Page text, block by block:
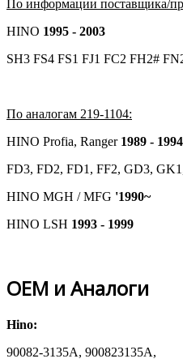
По информации поставщика/
HINO 1995 - 2003
SH3 FS4 FS1 FJ1 FC2 FH2#
По аналогам 219-1104:
HINO Profia, Ranger 1989 - 1994
FD3, FD2, FD1, FF2, GD3,
HINO MGH / MFG '1990~
HINO LSH 1993 - 1999
OEM и Аналоги
Hino:
90082-3135A, 900823135A,